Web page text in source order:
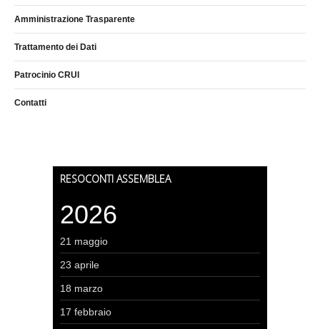
Amministrazione Trasparente
Trattamento dei Dati
Patrocinio CRUI
Contatti
RESOCONTI ASSEMBLEA
2026
21 maggio
23 aprile
18 marzo
17 febbraio